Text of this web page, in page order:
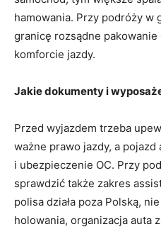
hamowania. Przy podróży w
granicę rozsądne
komforcie jazdy.
Jakie dokumenty i
Przed wyjazdem trzeba
ważne prawo jazdy, a
i ubezpieczenie OC. Przy
sprawdzić także zakres
polisa działa poza Polską,
holowania, organizacja auta